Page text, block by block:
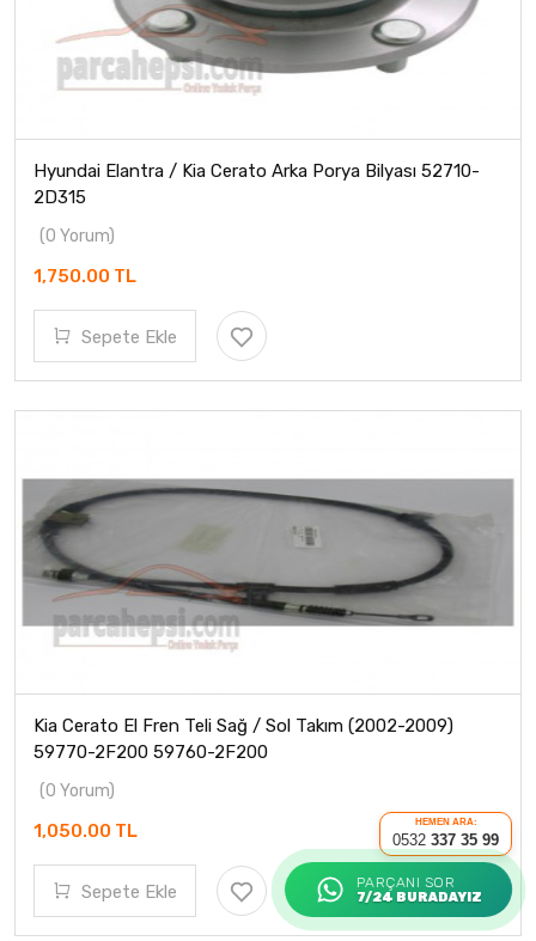
HEMEN ARA:
0532 337 35 99
PARÇANI SOR
7/24 BURADAYIZ
Hyundai Elantra / Kia Cerato Arka Porya Bilyası 52710-
2D315
(0 Yorum)
1,750.00 TL
Sepete Ekle
Kia Cerato El Fren Teli Sağ / Sol Takım (2002-2009)
59770-2F200 59760-2F200
(0 Yorum)
1,050.00 TL
Sepete Ekle